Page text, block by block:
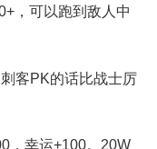
，可以跑到敌人中
客PK的话比战士厉
，幸运+100。20W